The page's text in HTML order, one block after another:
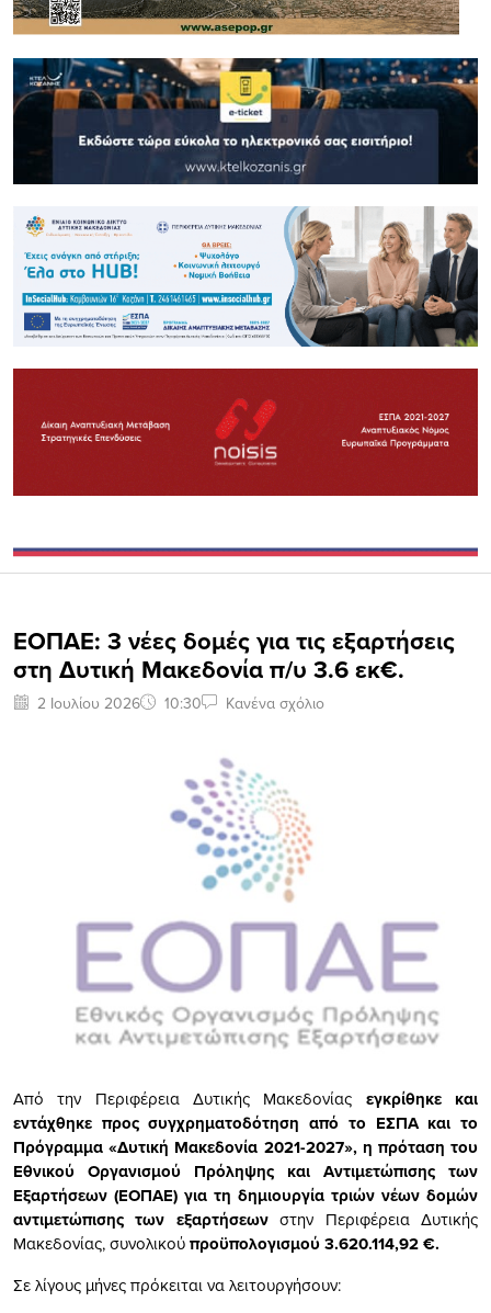
ΕΟΠΑΕ: 3 νέες δομές για τις εξαρτήσεις
στη Δυτική Μακεδονία π/υ 3.6 εκ€.
2 Ιουλίου 2026 10:30 Κανένα σχόλιο
Από την Περιφέρεια Δυτικής Μακεδονίας εγκρίθηκε και
εντάχθηκε προς συγχρηματοδότηση από το ΕΣΠΑ και το
Πρόγραμμα «Δυτική Μακεδονία 2021-2027», η πρόταση του
Εθνικού Οργανισμού Πρόληψης και Αντιμετώπισης των
Εξαρτήσεων (ΕΟΠΑΕ) για τη δημιουργία τριών νέων δομών
αντιμετώπισης των εξαρτήσεωνστην Περιφέρεια Δυτικής
Μακεδονίας, συνολικούπροϋπολογισμού 3.620.114,92 €.
Σε λίγους μήνες πρόκειται να λειτουργήσουν: